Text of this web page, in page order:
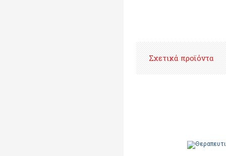
Σχετικά προϊόντα